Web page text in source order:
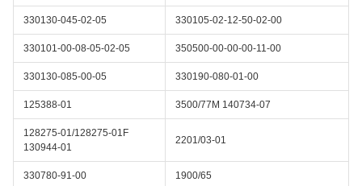
330130-045-02-05 330105-02-12-50-02-00
330101-00-08-05-02-05 350500-00-00-00-11-00
330130-085-00-05 330190-080-01-00
125388-01 3500/77M 140734-07
128275-01/128275-01F
130944-01
2201/03-01
330780-91-00 1900/65